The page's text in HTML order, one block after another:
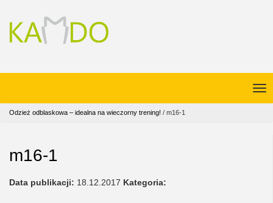
Odzież odblaskowa – idealna na wieczorny trening! / m16-1
m16-1
Data publikacji: 18.12.2017 Kategoria: